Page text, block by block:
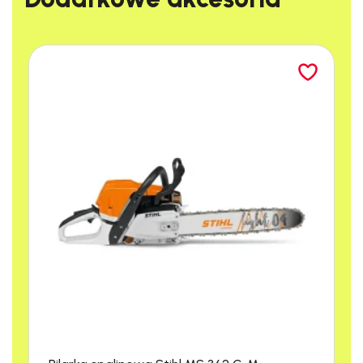
poprawnego
Nie masz
pewności jaką
dyszę wybrać –
zadzwoń i
zapytaj pod